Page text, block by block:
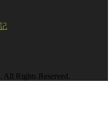
Rights Reserved.